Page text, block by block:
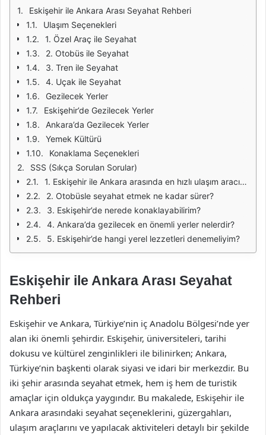
Eskişehir ile Ankara Arası Seyahat Rehberi
Ulaşım Seçenekleri
1. Özel Araç ile Seyahat
2. Otobüs ile Seyahat
3. Tren ile Seyahat
4. Uçak ile Seyahat
Gezilecek Yerler
Eskişehir’de Gezilecek Yerler
Ankara’da Gezilecek Yerler
Yemek Kültürü
Konaklama Seçenekleri
SSS (Sıkça Sorulan Sorular)
1. Eskişehir ile Ankara arasında en hızlı ulaşım aracı hangisidir?
2. Otobüsle seyahat etmek ne kadar sürer?
3. Eskişehir’de nerede konaklayabilirim?
4. Ankara’da gezilecek en önemli yerler nelerdir?
5. Eskişehir’de hangi yerel lezzetleri denemeliyim?
Eskişehir ile Ankara Arası Seyahat
Rehberi
Eskişehir ve Ankara, Türkiye’nin iç Anadolu Bölgesi’nde yer
alan iki önemli şehirdir. Eskişehir, üniversiteleri, tarihi
dokusu ve kültürel zenginlikleri ile bilinirken; Ankara,
Türkiye’nin başkenti olarak siyasi ve idari bir merkezdir. Bu
iki şehir arasında seyahat etmek, hem iş hem de turistik
amaçlar için oldukça yaygındır. Bu makalede, Eskişehir ile
Ankara arasındaki seyahat seçeneklerini, güzergahları,
ulaşım araçlarını ve yapılacak aktiviteleri detaylı bir şekilde